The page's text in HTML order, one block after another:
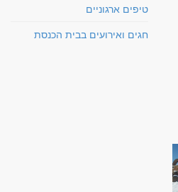
טיפים ארגוניים
חגים ואירועים בבית הכנסת